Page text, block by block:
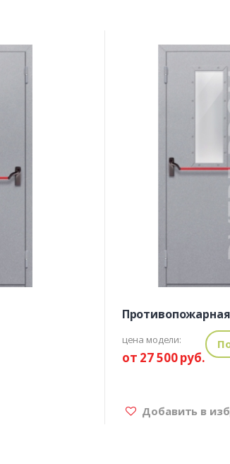
цена модели:
от 27 500 руб.
Добавить в